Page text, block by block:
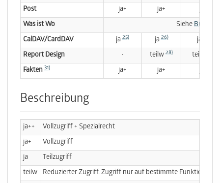
Post
ja+ ja+
Was ist Wo
SieheButler
CalDAV/CardDAV
ja 25) ja26) ja
Report Design - teilw 28) teilw
Fakten 31) ja+ ja+
Beschreibung
ja++
Vollzugriff + Spezialrecht
ja+
Vollzugriff
ja
Teilzugriff
teilw
Reduzierter Zugriff. Zugriff nur auf bestimmte Funktionen